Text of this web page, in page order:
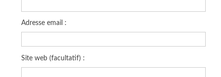
Adresse email :
Site web (facultatif) :